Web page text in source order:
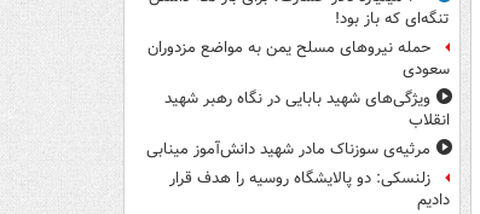
تنگه‌ای که باز بود!
حمله نیروهای مسلح یمن به مواضع مزدوران
سعودی
ویژگی‌های شهید بابایی در نگاه رهبر شهید
انقلاب
مرثیه‌ی سوزناک مادر شهید دانش‌آموز مینابی
زلنسکی: دو پالایشگاه روسیه را هدف قرار
دادیم